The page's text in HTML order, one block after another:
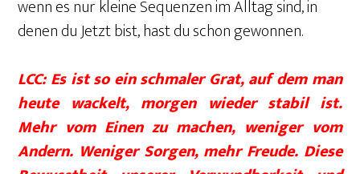
wenn es nur kleine Sequenzen im Alltag sind, in
denen du Jetzt bist, hast du schon gewonnen.
LCC: Es ist so ein schmaler Grat, auf dem man
heute wackelt, morgen wieder stabil ist.
Mehr vom Einen zu machen, weniger vom
Andern. Weniger Sorgen, mehr Freude. Diese